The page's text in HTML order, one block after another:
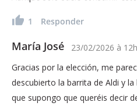
1 Responder
María José 23/02/2026 à
Gracias por la elección, me
descubierto la barrita de Aldi y
que supongo que queréis decir